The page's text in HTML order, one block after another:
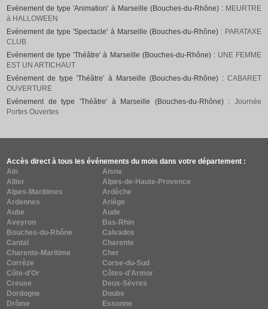
Evénement de type 'Animation' à Marseille (Bouches-du-Rhône) : MEURTRE
à HALLOWEEN
Evénement de type 'Spectacle' à Marseille (Bouches-du-Rhône) : PARATAXE
CLUB
Evénement de type 'Théâtre' à Marseille (Bouches-du-Rhône) : UNE FEMME
EST UN ARTICHAUT
Evénement de type 'Théâtre' à Marseille (Bouches-du-Rhône) : CABARET
OUVERTURE
Evénement de type 'Théâtre' à Marseille (Bouches-du-Rhône) : Journée
Portes Ouvertes
Accès direct à tous les événements du mois dans votre département :
Ain
Aisne
Allier
Alpes-de-Haute-Provence
Alpes-Maritimes
Ardèche
Ardennes
Ariège
Aube
Aude
Aveyron
Bas-Rhin
Bouches-du-Rhône
Calvados
Cantal
Charente
Charente-Maritime
Cher
Corrèze
Corse-du-Sud
Côte-d'Or
Côtes-d'Armor
Creuse
Deux-Sèvres
Dordogne
Doubs
Drôme
Essonne